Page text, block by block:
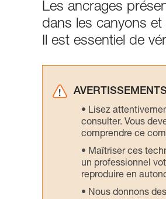
Les ancrages
dans les canyons
Il est essentiel de
AVERTISSEMENTS
Lisez
consulter. Vous
comprendre ce
Maîtriser ces
un professionnel
reproduire en
Nous donnons